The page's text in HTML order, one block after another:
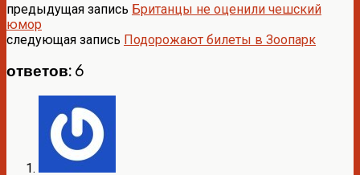
предыдущая запись Британцы не оценили чешский
юмор
следующая запись Подорожают билеты в Зоопарк
ответов: 6